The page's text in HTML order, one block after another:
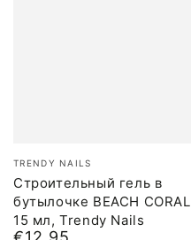
Бренд:
TRENDY NAILS
Строительный гель в
бутылочке BEACH CORAL
15 мл, Trendy Nails